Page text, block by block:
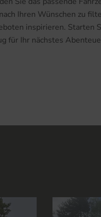
Ihren Wünschen zu
inspirieren. Starten
für Ihr nächstes